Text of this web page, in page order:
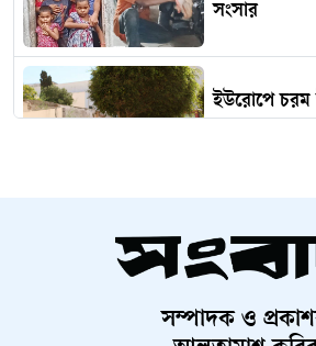
সংসার
ইউরোপে চরম
লাউঞ্জে আগুন
সম্পাদক ও